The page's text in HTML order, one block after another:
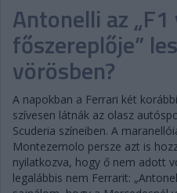
DIGITÁLIS MAGAZIN
VERSENYNAPTÁRAK
Antonelli az
főszereplője”
vörösben?
A napokban a Ferrari két
szívesen látnák az olasz
Scuderia színeiben. A
Montezemolo persze azt is
nyilatkozva, hogy ő nem adott
legalábbis nem Ferrarit: